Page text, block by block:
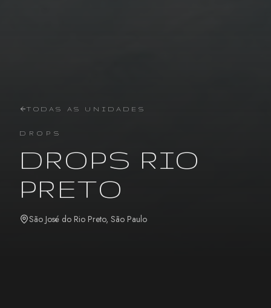
TODAS AS UNIDADES
DROPS
DROPS RIO
PRETO
São José do Rio Preto, São Paulo